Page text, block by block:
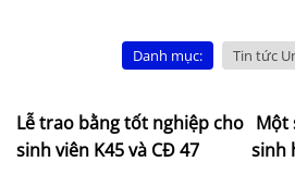
Danh mục: Tin tức
Lễ trao bằng tốt nghiệp cho
sinh viên K45 và CĐ 47
Một
sinh